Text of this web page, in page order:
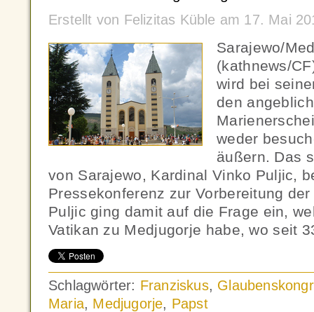
Erstellt von Felizitas Küble am 17. Mai
Sarajewo/
(kathnews/
wird bei
den
weder
äußern. Das
von Sarajewo, Kardinal Vinko Puljic,
Pressekonferenz zur Vorbereitung
Puljic ging damit auf die Frage ein,
Vatikan zu Medjugorje habe, wo seit
Schlagwörter: Franziskus,
Maria, Medjugorje, Papst